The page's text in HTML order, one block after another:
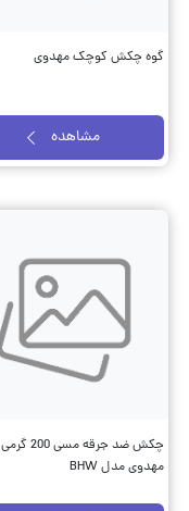
گوه چکش کوچک مهدوی
مشاهده
چکش ضد جرقه مسی 200 گرمی
مهدوی مدل BHW